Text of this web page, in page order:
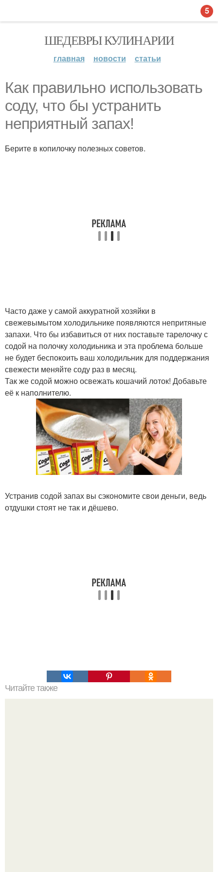
ШЕДЕВРЫ КУЛИНАРИИ
главная новости статьи
Как правильно использовать
соду, что бы устранить
неприятный запах!
Берите в копилочку полезных советов.
Часто даже у самой аккуратной хозяйки в
свежевымытом холодильнике появляются непритяные
запахи. Что бы избавиться от них поставьте тарелочку с
содой на полочку холодиьника и эта проблема больше
не будет беспокоить ваш холодильник для поддержания
свежести меняйте соду раз в месяц.
Так же содой можно освежать кошачий лоток! Добавьте
её к наполнителю.
Устранив содой запах вы сэкономите свои деньги, ведь
отдушки стоят не так и дёшево.
Читайте также
5